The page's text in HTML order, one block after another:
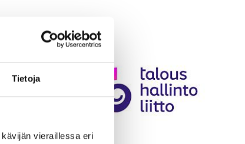
Tietoja
vieraillessa eri